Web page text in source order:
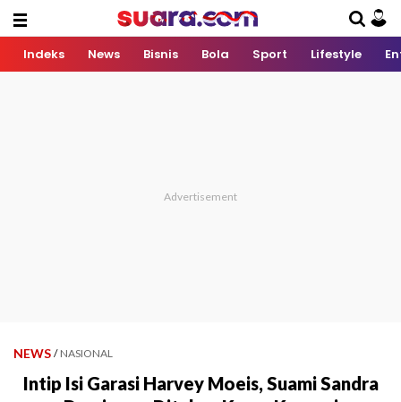
Indeks News Bisnis Bola Sport Lifestyle
NEWS / NASIONAL
Intip Isi Garasi Harvey Moeis, Suami Sandra